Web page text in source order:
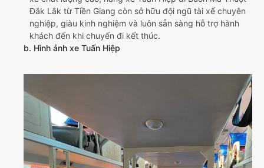
Đắk Lắk từ Tiền Giang còn sở hữu đội ngũ tài xế chuyên
nghiệp, giàu kinh nghiệm và luôn sẵn sàng hỗ trợ hành
khách đến khi chuyến đi kết thúc.
b. Hình ảnh xe Tuấn Hiệp